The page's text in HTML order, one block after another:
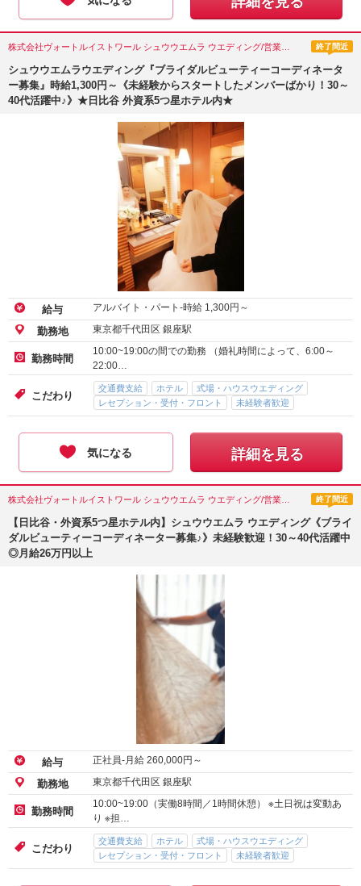
終了間近
シュウウエムラウエディング『ブライダルビューティーコーディネータ
ー募集』時給1,300円～《未経験からスタートしたメンバーばかり！30～
40代活躍中♪》★日比谷 外資系5つ星ホテル内★
給与 アルバイト・パート-時給 1,300円～
勤務地 東京都千代田区 銀座駅
勤務時間
10:00~19:00の間での勤務 （婚礼時間によって、6:00～
22:00…
こだわり
交通費支給 ホテル
式場・ハウスウエディング
レセプション・受付・フロント
未経験者歓迎
気になる 詳細を見る
終了間近
【日比谷・外資系5つ星ホテル内】シュウウエムラ ウエディング《ブライ
ダルビューティーコーディネーター募集♪》未経験歓迎！30～40代活躍中
◎月給26万円以上
給与 正社員-月給 260,000円～
勤務地 東京都千代田区 銀座駅
勤務時間
10:00~19:00（実働8時間／1時間休憩） ※土日祝は変動あ
り ※担…
こだわり
交通費支給 ホテル
式場・ハウスウエディング
レセプション・受付・フロント
未経験者歓迎